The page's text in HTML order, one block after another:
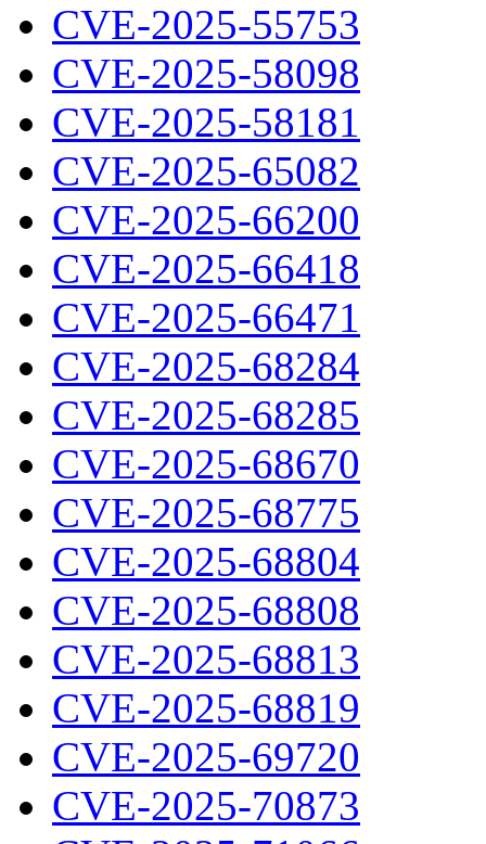
CVE-2025-55753
CVE-2025-58098
CVE-2025-58181
CVE-2025-65082
CVE-2025-66200
CVE-2025-66418
CVE-2025-66471
CVE-2025-68284
CVE-2025-68285
CVE-2025-68670
CVE-2025-68775
CVE-2025-68804
CVE-2025-68808
CVE-2025-68813
CVE-2025-68819
CVE-2025-69720
CVE-2025-70873